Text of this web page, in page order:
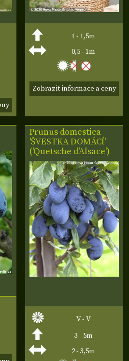
1 - 1,5m
0,5 - 1m
Zobrazit informace a ceny
Prunus domestica
'ŠVESTKA DOMÁCÍ'
('Quetsche d'Alsace')
V - V
3 - 5m
2 - 3,5m